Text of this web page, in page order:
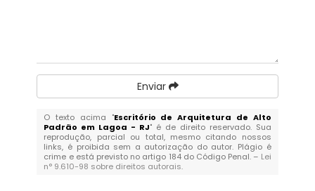
Enviar
O texto acima "Escritório de Arquitetura de Alto
Padrão em Lagoa - RJ" é de direito reservado. Sua
reprodução, parcial ou total, mesmo citando nossos
links, é proibida sem a autorização do autor. Plágio é
crime e está previsto no artigo 184 do Código Penal. – Lei
n° 9.610-98 sobre direitos autorais.